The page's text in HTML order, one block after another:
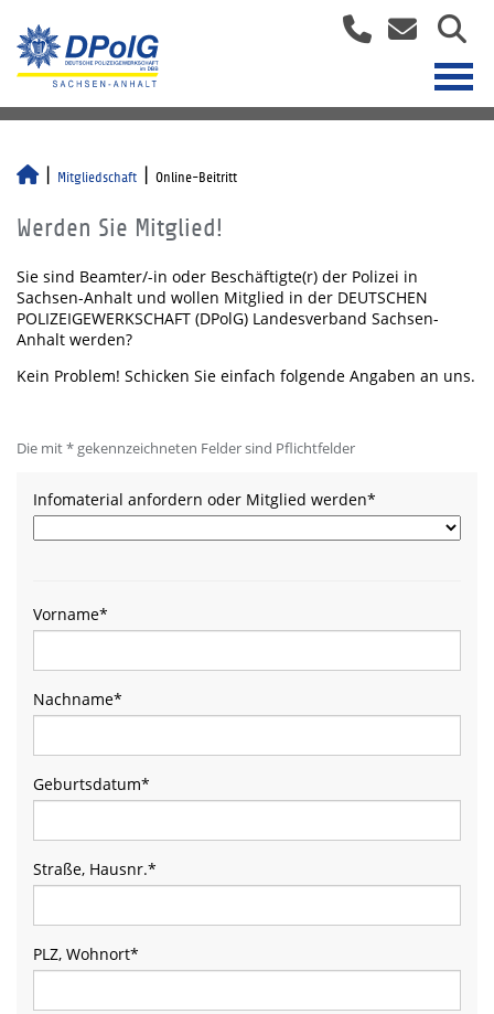
Mitgliedschaft Online-Beitritt
Werden Sie Mitglied!
Sie sind Beamter/-in oder Beschäftigte(r) der Polizei in
Sachsen-Anhalt und wollen Mitglied in der DEUTSCHEN
POLIZEIGEWERKSCHAFT (DPolG) Landesverband Sachsen-
Anhalt werden?
Kein Problem! Schicken Sie einfach folgende Angaben an uns.
Die mit * gekennzeichneten Felder sind Pflichtfelder
Infomaterial anfordern oder Mitglied werden*
Vorname*
Nachname*
Geburtsdatum*
Straße, Hausnr.*
PLZ, Wohnort*